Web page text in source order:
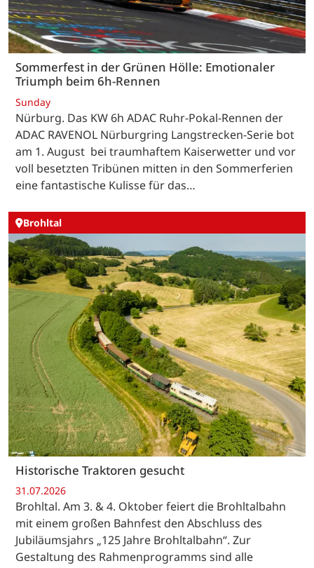
Sommerfest in der Grünen Hölle: Emotionaler
Triumph beim 6h-Rennen
Sunday
Nürburg. Das KW 6h ADAC Ruhr-Pokal-Rennen der
ADAC RAVENOL Nürburgring Langstrecken-Serie bot
am 1. August bei traumhaftem Kaiserwetter und vor
voll besetzten Tribünen mitten in den Sommerferien
eine fantastische Kulisse für das…
Brohltal
Historische Traktoren gesucht
31.07.2026
Brohltal. Am 3. & 4. Oktober feiert die Brohltalbahn
mit einem großen Bahnfest den Abschluss des
Jubiläumsjahrs „125 Jahre Brohltalbahn“. Zur
Gestaltung des Rahmenprogramms sind alle